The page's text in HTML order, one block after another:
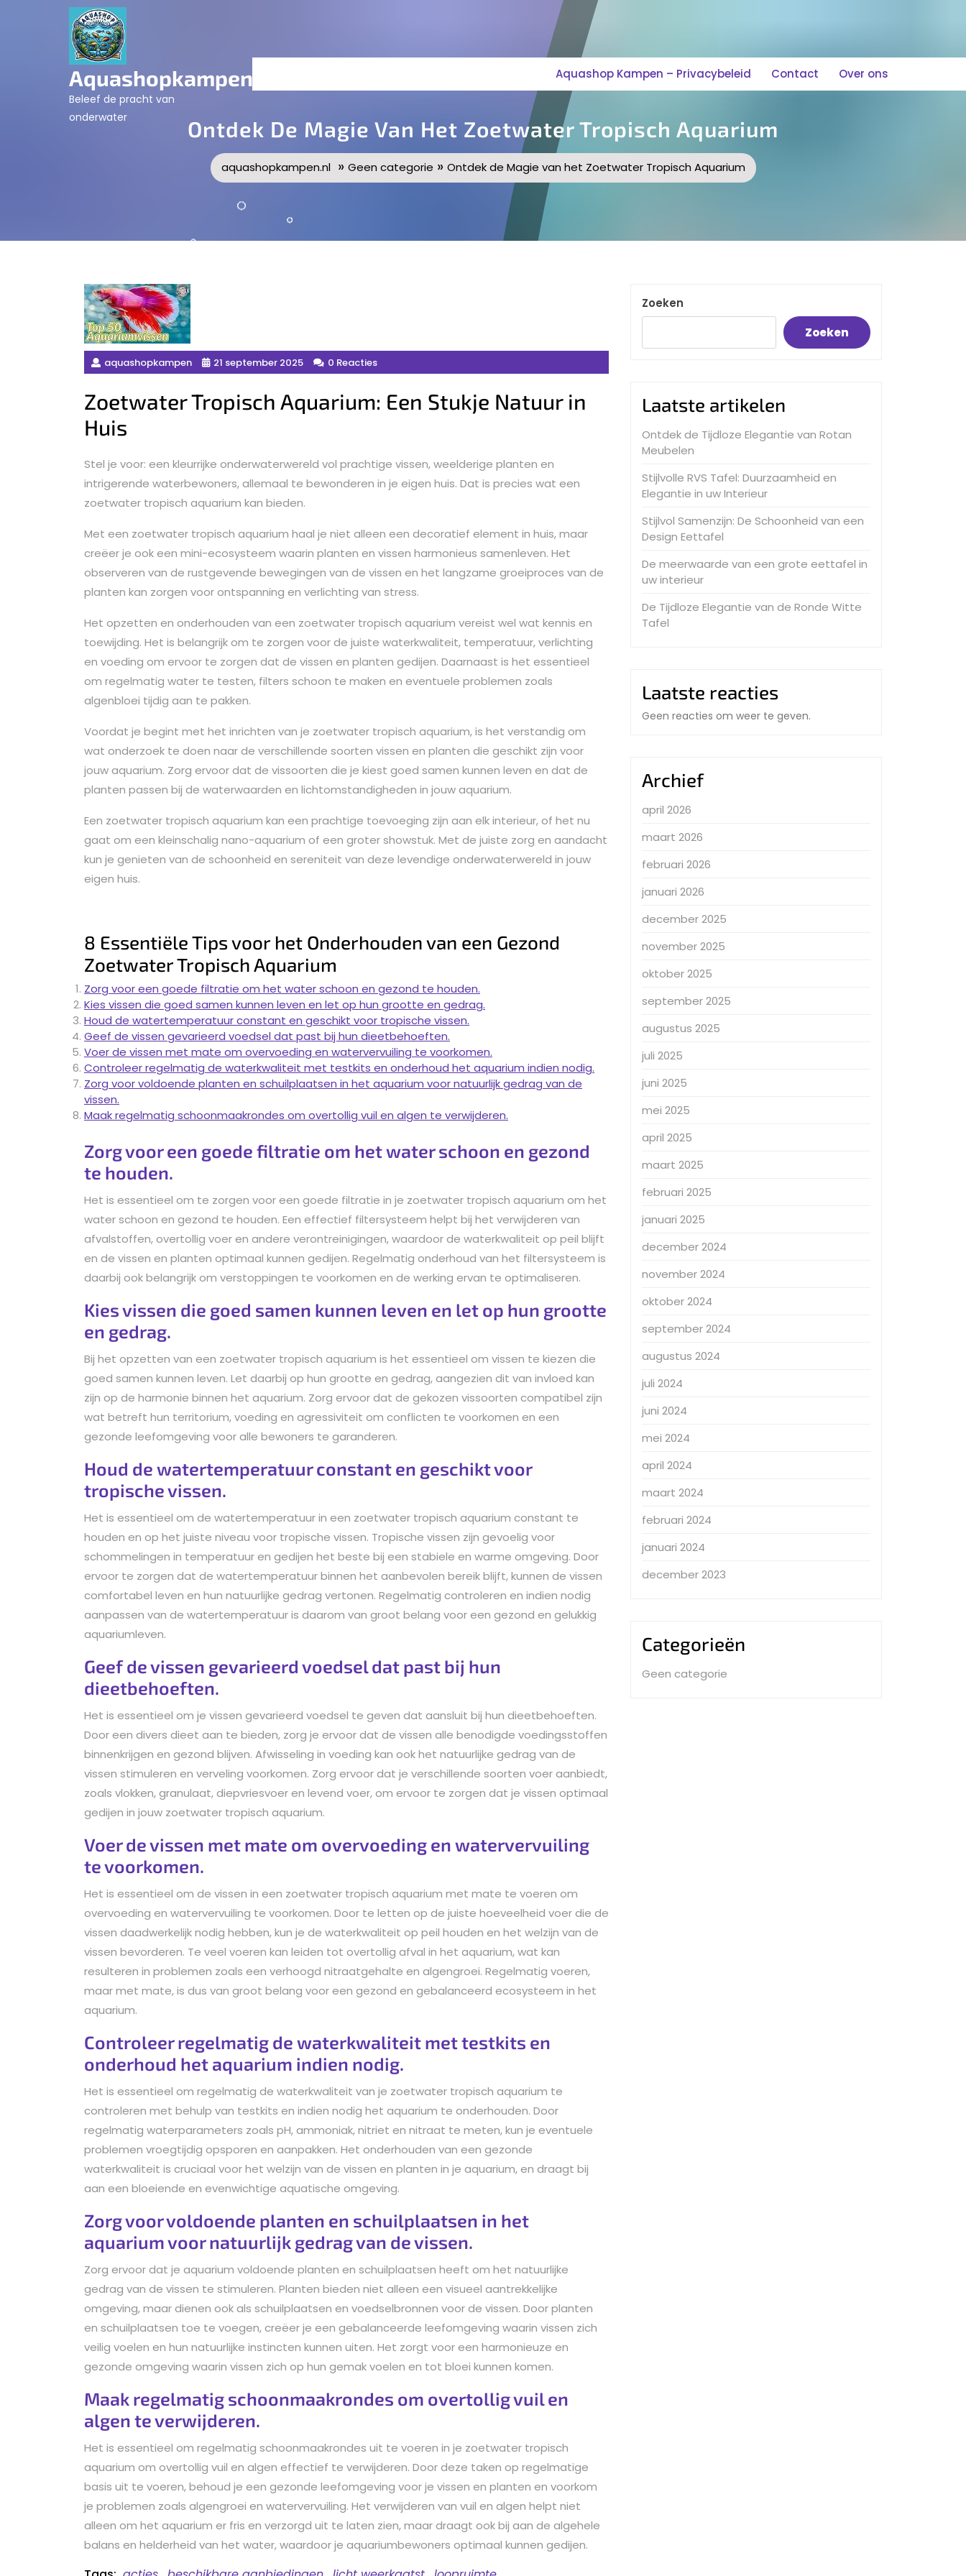
Aquashopkampen.nl
Beleef de pracht van
onderwater
Aquashop Kampen – Privacybeleid Contact Over ons
Ontdek De Magie Van Het Zoetwater Tropisch Aquarium
aquashopkampen.nl» Geen categorie » Ontdek de Magie van het Zoetwater Tropisch Aquarium
aquashopkampen 21 september 2025 0 Reacties
Zoetwater Tropisch Aquarium: Een Stukje Natuur in
Huis
Stel je voor: een kleurrijke onderwaterwereld vol prachtige vissen, weelderige planten en
intrigerende waterbewoners, allemaal te bewonderen in je eigen huis. Dat is precies wat een
zoetwater tropisch aquarium kan bieden.
Met een zoetwater tropisch aquarium haal je niet alleen een decoratief element in huis, maar
creëer je ook een mini-ecosysteem waarin planten en vissen harmonieus samenleven. Het
observeren van de rustgevende bewegingen van de vissen en het langzame groeiproces van de
planten kan zorgen voor ontspanning en verlichting van stress.
Het opzetten en onderhouden van een zoetwater tropisch aquarium vereist wel wat kennis en
toewijding. Het is belangrijk om te zorgen voor de juiste waterkwaliteit, temperatuur, verlichting
en voeding om ervoor te zorgen dat de vissen en planten gedijen. Daarnaast is het essentieel
om regelmatig water te testen, filters schoon te maken en eventuele problemen zoals
algenbloei tijdig aan te pakken.
Voordat je begint met het inrichten van je zoetwater tropisch aquarium, is het verstandig om
wat onderzoek te doen naar de verschillende soorten vissen en planten die geschikt zijn voor
jouw aquarium. Zorg ervoor dat de vissoorten die je kiest goed samen kunnen leven en dat de
planten passen bij de waterwaarden en lichtomstandigheden in jouw aquarium.
Een zoetwater tropisch aquarium kan een prachtige toevoeging zijn aan elk interieur, of het nu
gaat om een kleinschalig nano-aquarium of een groter showstuk. Met de juiste zorg en aandacht
kun je genieten van de schoonheid en sereniteit van deze levendige onderwaterwereld in jouw
eigen huis.
8 Essentiële Tips voor het Onderhouden van een Gezond
Zoetwater Tropisch Aquarium
Zorg voor een goede filtratie om het water schoon en gezond te houden.
Kies vissen die goed samen kunnen leven en let op hun grootte en gedrag.
Houd de watertemperatuur constant en geschikt voor tropische vissen.
Geef de vissen gevarieerd voedsel dat past bij hun dieetbehoeften.
Voer de vissen met mate om overvoeding en watervervuiling te voorkomen.
Controleer regelmatig de waterkwaliteit met testkits en onderhoud het aquarium indien nodig.
Zorg voor voldoende planten en schuilplaatsen in het aquarium voor natuurlijk gedrag van de
vissen.
Maak regelmatig schoonmaakrondes om overtollig vuil en algen te verwijderen.
Zorg voor een goede filtratie om het water schoon en gezond
te houden.
Het is essentieel om te zorgen voor een goede filtratie in je zoetwater tropisch aquarium om het
water schoon en gezond te houden. Een effectief filtersysteem helpt bij het verwijderen van
afvalstoffen, overtollig voer en andere verontreinigingen, waardoor de waterkwaliteit op peil blijft
en de vissen en planten optimaal kunnen gedijen. Regelmatig onderhoud van het filtersysteem is
daarbij ook belangrijk om verstoppingen te voorkomen en de werking ervan te optimaliseren.
Kies vissen die goed samen kunnen leven en let op hun grootte
en gedrag.
Bij het opzetten van een zoetwater tropisch aquarium is het essentieel om vissen te kiezen die
goed samen kunnen leven. Let daarbij op hun grootte en gedrag, aangezien dit van invloed kan
zijn op de harmonie binnen het aquarium. Zorg ervoor dat de gekozen vissoorten compatibel zijn
wat betreft hun territorium, voeding en agressiviteit om conflicten te voorkomen en een
gezonde leefomgeving voor alle bewoners te garanderen.
Houd de watertemperatuur constant en geschikt voor
tropische vissen.
Het is essentieel om de watertemperatuur in een zoetwater tropisch aquarium constant te
houden en op het juiste niveau voor tropische vissen. Tropische vissen zijn gevoelig voor
schommelingen in temperatuur en gedijen het beste bij een stabiele en warme omgeving. Door
ervoor te zorgen dat de watertemperatuur binnen het aanbevolen bereik blijft, kunnen de vissen
comfortabel leven en hun natuurlijke gedrag vertonen. Regelmatig controleren en indien nodig
aanpassen van de watertemperatuur is daarom van groot belang voor een gezond en gelukkig
aquariumleven.
Geef de vissen gevarieerd voedsel dat past bij hun
dieetbehoeften.
Het is essentieel om je vissen gevarieerd voedsel te geven dat aansluit bij hun dieetbehoeften.
Door een divers dieet aan te bieden, zorg je ervoor dat de vissen alle benodigde voedingsstoffen
binnenkrijgen en gezond blijven. Afwisseling in voeding kan ook het natuurlijke gedrag van de
vissen stimuleren en verveling voorkomen. Zorg ervoor dat je verschillende soorten voer aanbiedt,
zoals vlokken, granulaat, diepvriesvoer en levend voer, om ervoor te zorgen dat je vissen optimaal
gedijen in jouw zoetwater tropisch aquarium.
Voer de vissen met mate om overvoeding en watervervuiling
te voorkomen.
Het is essentieel om de vissen in een zoetwater tropisch aquarium met mate te voeren om
overvoeding en watervervuiling te voorkomen. Door te letten op de juiste hoeveelheid voer die de
vissen daadwerkelijk nodig hebben, kun je de waterkwaliteit op peil houden en het welzijn van de
vissen bevorderen. Te veel voeren kan leiden tot overtollig afval in het aquarium, wat kan
resulteren in problemen zoals een verhoogd nitraatgehalte en algengroei. Regelmatig voeren,
maar met mate, is dus van groot belang voor een gezond en gebalanceerd ecosysteem in het
aquarium.
Controleer regelmatig de waterkwaliteit met testkits en
onderhoud het aquarium indien nodig.
Het is essentieel om regelmatig de waterkwaliteit van je zoetwater tropisch aquarium te
controleren met behulp van testkits en indien nodig het aquarium te onderhouden. Door
regelmatig waterparameters zoals pH, ammoniak, nitriet en nitraat te meten, kun je eventuele
problemen vroegtijdig opsporen en aanpakken. Het onderhouden van een gezonde
waterkwaliteit is cruciaal voor het welzijn van de vissen en planten in je aquarium, en draagt bij
aan een bloeiende en evenwichtige aquatische omgeving.
Zorg voor voldoende planten en schuilplaatsen in het
aquarium voor natuurlijk gedrag van de vissen.
Zorg ervoor dat je aquarium voldoende planten en schuilplaatsen heeft om het natuurlijke
gedrag van de vissen te stimuleren. Planten bieden niet alleen een visueel aantrekkelijke
omgeving, maar dienen ook als schuilplaatsen en voedselbronnen voor de vissen. Door planten
en schuilplaatsen toe te voegen, creëer je een gebalanceerde leefomgeving waarin vissen zich
veilig voelen en hun natuurlijke instincten kunnen uiten. Het zorgt voor een harmonieuze en
gezonde omgeving waarin vissen zich op hun gemak voelen en tot bloei kunnen komen.
Maak regelmatig schoonmaakrondes om overtollig vuil en
algen te verwijderen.
Het is essentieel om regelmatig schoonmaakrondes uit te voeren in je zoetwater tropisch
aquarium om overtollig vuil en algen effectief te verwijderen. Door deze taken op regelmatige
basis uit te voeren, behoud je een gezonde leefomgeving voor je vissen en planten en voorkom
je problemen zoals algengroei en watervervuiling. Het verwijderen van vuil en algen helpt niet
alleen om het aquarium er fris en verzorgd uit te laten zien, maar draagt ook bij aan de algehele
balans en helderheid van het water, waardoor je aquariumbewoners optimaal kunnen gedijen.
Zoeken
Zoeken
Laatste artikelen
Ontdek de Tijdloze Elegantie van Rotan
Meubelen
Stijlvolle RVS Tafel: Duurzaamheid en
Elegantie in uw Interieur
Stijlvol Samenzijn: De Schoonheid van een
Design Eettafel
De meerwaarde van een grote eettafel in
uw interieur
De Tijdloze Elegantie van de Ronde Witte
Tafel
Laatste reacties
Geen reacties om weer te geven.
Archief
april 2026
maart 2026
februari 2026
januari 2026
december 2025
november 2025
oktober 2025
september 2025
augustus 2025
juli 2025
juni 2025
mei 2025
april 2025
maart 2025
februari 2025
januari 2025
december 2024
november 2024
oktober 2024
september 2024
augustus 2024
juli 2024
juni 2024
mei 2024
april 2024
maart 2024
februari 2024
januari 2024
december 2023
Categorieën
Geen categorie